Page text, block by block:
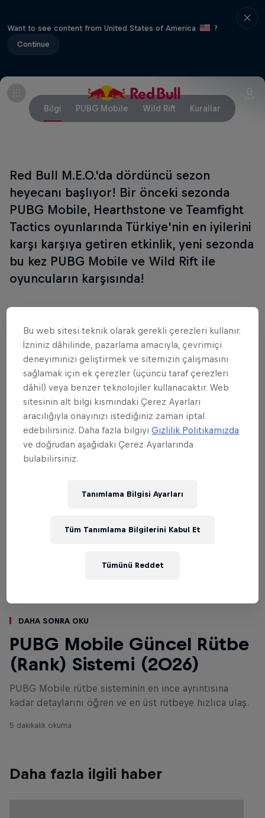
Want to see content from United States of America
?
Continue
Bilgi PUBG Mobile Wild Rift Kurallar
Red Bull M.E.O.'da dördüncü sezon
heyecanı başlıyor! Bir önceki sezonda
PUBG Mobile, Hearthstone ve Teamfight
Tactics oyunlarında Türkiye'nin en iyilerini
karşı karşıya getiren etkinlik, yeni sezonda
bu kez PUBG Mobile ve Wild Rift ile
oyuncuların karşısında!
Red Bull M.E.O. Sezon 4 heyecanı 27 Kasım'dan
itibaren eleme mücadeleleriyle başladı. Eleme
sürecinde olup bitenleri burayatıklayarak
öğrenebilir, 8 Ocak 18:00'daki PUBG Mobile Türkiye
Finali'ni ise aşağıdan izleyebilirsin.
Daha sonra oku
PUBG Mobile Güncel Rütbe
(Rank) Sistemi (2026)
PUBG Mobile rütbe sisteminin en ince ayrıntısına
kadar detaylarını öğren ve en üst rütbeye hızlıca ulaş.
5 dakikalık okuma
Daha fazla ilgili haber
Bu web sitesi teknik olarak gerekli çerezleri kullanır.
İzniniz dâhilinde, pazarlama amacıyla, çevrimiçi
deneyiminizi geliştirmek ve sitemizin çalışmasını
sağlamak için ek çerezler (üçüncü taraf çerezleri
dâhil) veya benzer teknolojiler kullanacaktır. Web
sitesinin alt bilgi kısmındaki Çerez Ayarları
aracılığıyla onayınızı istediğiniz zaman iptal
edebilirsiniz. Daha fazla bilgiyiGizlilik Politikamızda
ve doğrudan aşağıdaki Çerez Ayarlarında
bulabilirsiniz.
Tanımlama Bilgisi Ayarları
Tümünü Reddet
Tüm Tanımlama Bilgilerini Kabul Et